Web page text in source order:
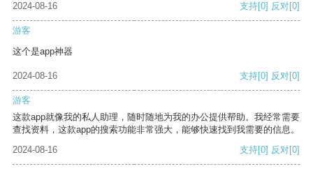
2024-08-16 支持[0] 反对[0]
游客
这个是app神器
2024-08-16 支持[0] 反对[0]
游客
这款app就像我的私人助理，随时随地为我的办公提供帮助。我经常需要
查找资料，这款app的搜索功能非常强大，能够快速找到我需要的信息。
2024-08-16
支持[0] 反对[0]